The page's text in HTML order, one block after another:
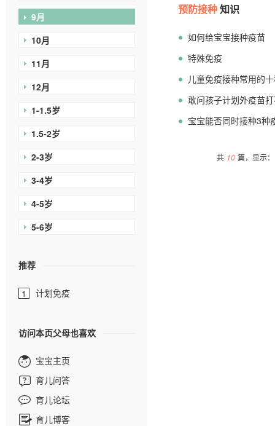
9月
10月
11月
12月
1-1.5岁
1.5-2岁
2-3岁
3-4岁
4-5岁
5-6岁
推荐
1 计划免疫
访问本页父母也喜欢
宝宝主页
育儿问答
育儿论坛
育儿博客
预防接种知识
如何给宝宝接种疫苗
特殊免疫
儿童免疫接种常用的
敢问孩子计划外疫苗
宝宝能否同时接种3种
共 10 篇，显示